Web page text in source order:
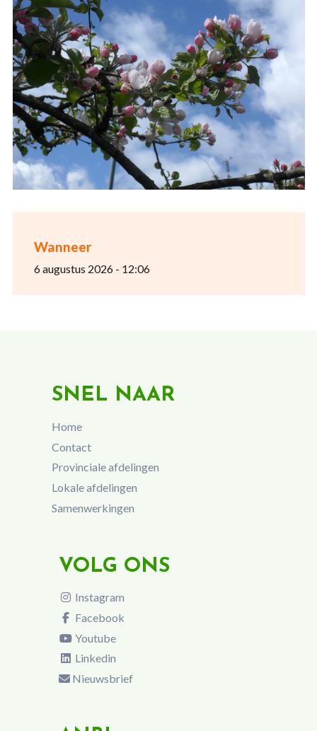
Wanneer
6 augustus 2026 - 12:06
SNEL NAAR
Home
Contact
Provinciale afdelingen
Lokale afdelingen
Samenwerkingen
VOLG ONS
Instagram
Facebook
Youtube
Linkedin
Nieuwsbrief